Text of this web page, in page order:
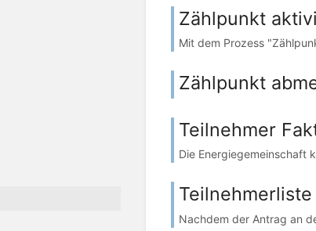
Zählpunkt
Mit dem Prozess
Zählpunkt
Teilnehmer
Die Energiegemeinschaft
Nachdem der Antrag an